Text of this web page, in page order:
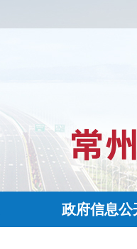
政府信息公